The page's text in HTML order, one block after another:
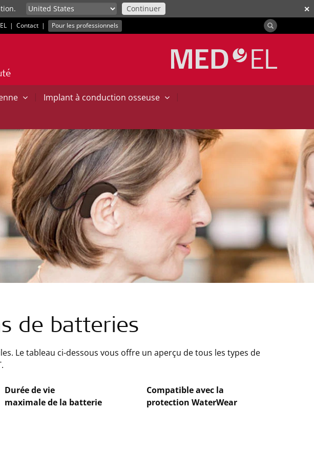
✕
Continuer
| Contact | Pour les professionnels
| Implant à conduction osseuse
|
de batteries
Le tableau ci-dessous vous offre un aperçu de tous les types de
Durée de vie
maximale de la batterie
Compatible avec la
protection WaterWear